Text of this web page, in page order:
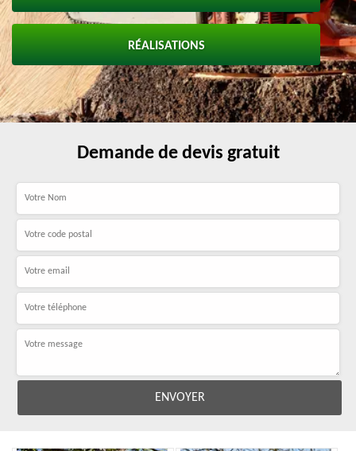
RÉALISATIONS
Demande de devis gratuit